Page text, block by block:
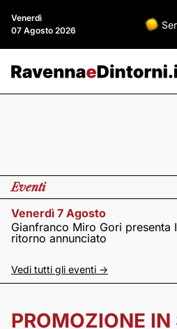
Venerdì
07 Agosto 2026
Eventi
Venerdì 7 Agosto
Gianfranco Miro Gori presenta
ritorno annunciato
Vedi tutti gli eventi ->
PROMOZIONE IN